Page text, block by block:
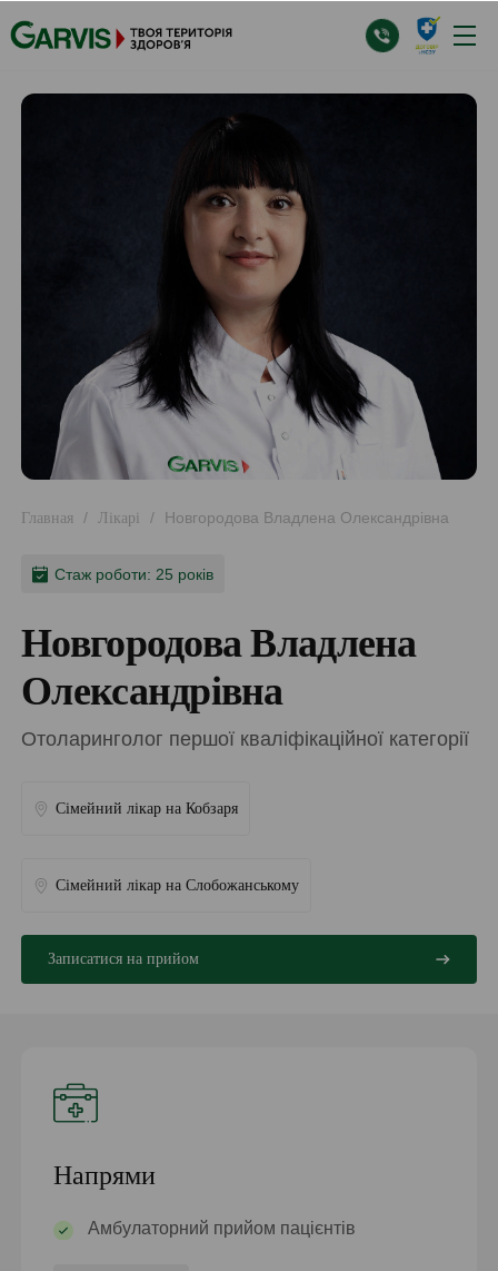
Главная / Лікарі / Новгородова Владлена Олександрівна
Стаж роботи: 25 років
Новгородова Владлена
Олександрівна
Отоларинголог першої кваліфікаційної категорії
Сімейний лікар на Кобзаря
Сімейний лікар на Слобожанському
Записатися на прийом
Напрями
Амбулаторний прийом пацієнтів